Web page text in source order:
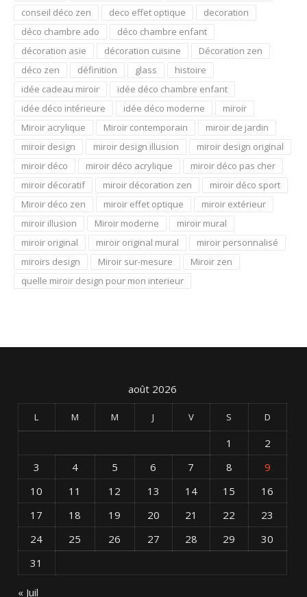
conseil déco zen
deco effet optique
decoration
déco chambre ado
déco chambre enfant
décoration asie
décoration cuisine
Décoration zen
déco zen
définition glass
histoire
idée cadeau miroir
idée déco chambre enfant
idée déco intérieure
idée déco moderne
miroir
Miroir acrylique
Miroir contemporain
miroir de jardin
miroir design
miroir design illusion
miroir design original
miroir déco
miroir déco acrylique
miroir déco pas cher
miroir décoratif
miroir décoration zen
miroir déco sport
Miroir déco zen
miroir effet optique
miroir extérieur
miroir illusion
Miroir moderne
miroir mural
miroir original
miroir original mural
miroir personnalisé
miroirs design
Miroir sur-mesure
Miroir zen
quelle miroir design pour mon interieur
août 2026
L M M J V S D
1
2
3
4 5 6 7 8
9
10
11 12 13 14 15
16
17
18 19 20 21 22
23
24
25 26 27 28 29
30
31
« Juil